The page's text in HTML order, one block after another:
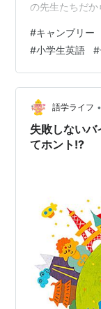
の先生たちだ
中。 そんなタ
🎉今なら最大
今年一番お得
終了らしいの
室に通うよりも
先生と1対…
#キャンブリー
#小学生英語 #
語学ライフ •
失敗しないバ
てホント!?